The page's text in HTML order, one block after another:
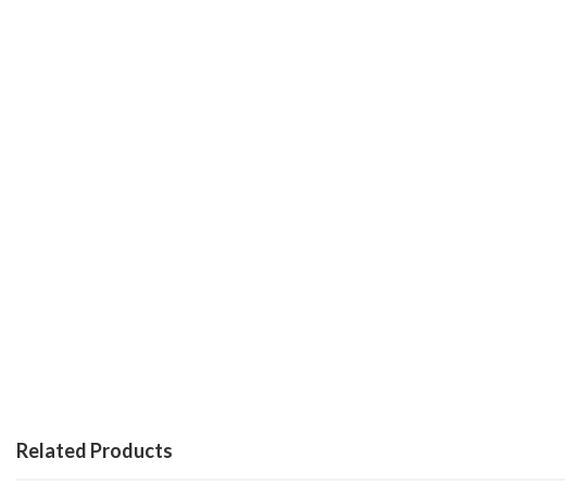
Related Products